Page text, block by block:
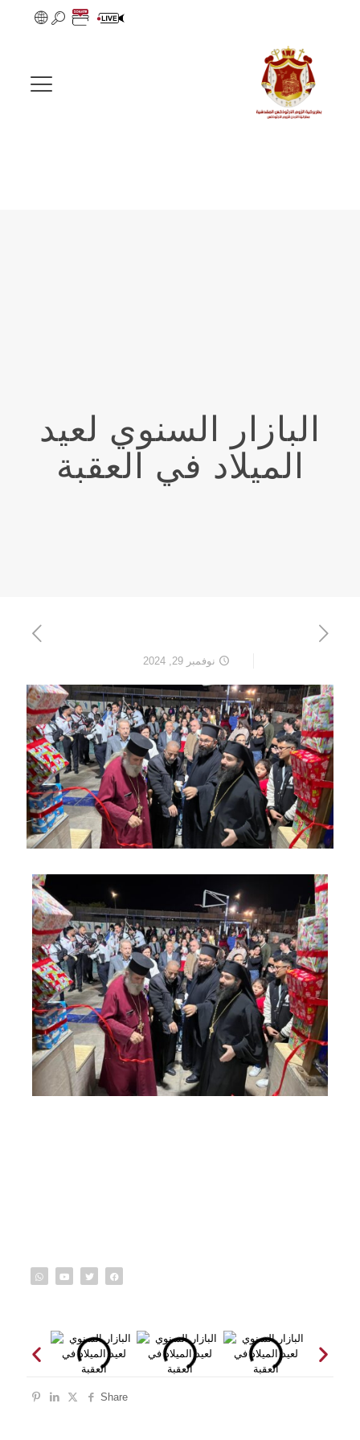
البازار السنوي لعيد
الميلاد في العقبة
نوفمبر 29, 2024
Share